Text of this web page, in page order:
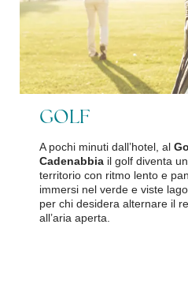
GOLF
A pochi minuti dall’hotel, al
Cadenabbia il golf diventa
territorio con ritmo lento e
immersi nel verde e viste
per chi desidera alternare il
all’aria aperta.